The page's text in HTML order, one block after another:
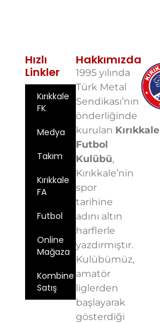
Hakkımızda
1995 yılında
Türk Metal
Sendikası’nın
önderliğinde
kurulan Kırıkkale
Futbol
Kulübü,
Kırıkkale’nin
spor
tarihine
adını altın
harflerle
yazdırmıştır.
Kulübümüz,
amatör
liglerden
başlayarak
gösterdiği
Hızlı
Linkler
Kırıkkale
FK
Medya
Takım
Kırıkkale
FA
Futbol
Online
Mağaza
Kombine
Satış